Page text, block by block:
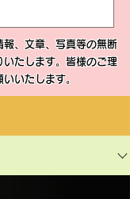
、文章、写真等の無断
たします。皆様のご理
いいたします。